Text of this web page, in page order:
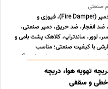
صنعتی
تولید و فروش انواع فایر دمپر (Fire Damper)، فیوزی و
ضد انفجار، ضد حریق، دمپر صنعتی،
لوور، ساندتراپ، کلاهک پشت بامی و
با کیفیت صنعتی؛ مناسب
بیمارستانی، مترو، صنایع نفت، گاز،
تهویه هوا، دریچه
خطی و سقفی